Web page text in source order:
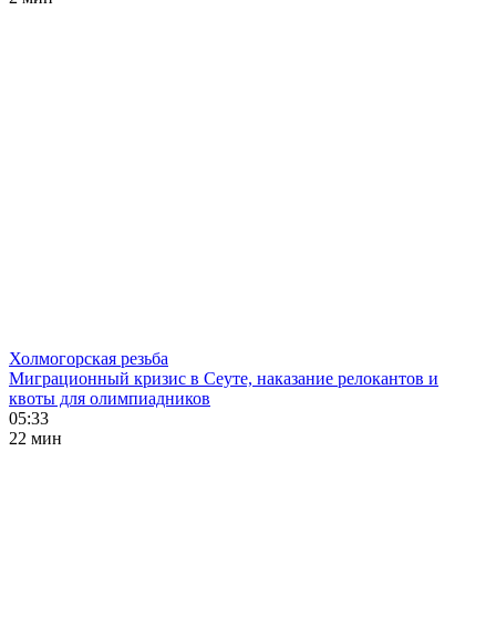
Холмогорская резьба
Миграционный кризис в Сеуте, наказание релокантов и
квоты для олимпиадников
05:33
22 мин